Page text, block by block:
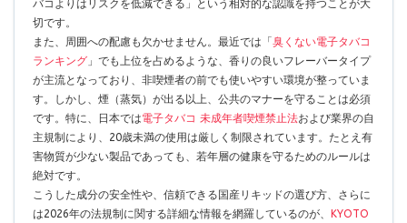
バコよりはリスクを低減できる」という相対的な認識を持つことが大
切です。
また、周囲への配慮も欠かせません。最近では「臭くない電子タバコ
ランキング 」でも上位を占めるような、香りの良いフレーバータイプ
が主流となっており、非喫煙者の前でも使いやすい環境が整っていま
す。しかし、煙（蒸気）が出る以上、公共のマナーを守ることは必須
です。特に、日本では電子タバコ 未成年者喫煙禁止法および業界の自
主規制により、20歳未満の使用は厳しく制限されています。たとえ有
害物質が少ない製品であっても、若年層の健康を守るためのルールは
絶対です。
こうした成分の安全性や、信頼できる国産リキッドの選び方、さらに
は2026年の法規制に関する詳細な情報を網羅しているのが、 KYOTO